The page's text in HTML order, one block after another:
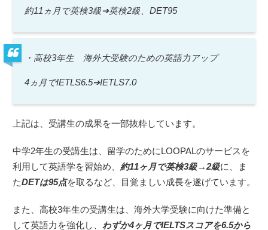
約11ヵ月で英検3級➔英検2級、DET95
・高校3年生 海外大受験のための英語力アップ
4ヵ月でIETLS6.5➔IETLS7.0
上記は、受講生の成果を一部抜粋しています。
中学2年生の受講生は、留学のためにLOOPALのサービスを
利用して英語学を習始め、 約11ヶ月で英検3級→2級に、ま
たDETは95点を取るなど、目覚ましい成長を遂げています。
また、高校3年生の受講生は、海外大学受験に向けた準備と
して英語力を強化し、 わずか4ヶ月でIELTSスコアを6.5から